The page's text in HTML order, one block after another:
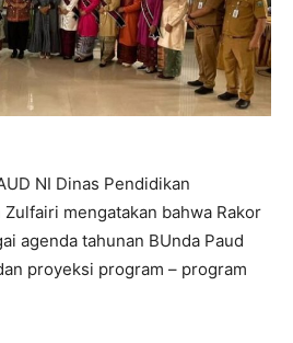
NI Dinas Pendidikan
mengatakan bahwa Rakor
agenda tahunan BUnda Paud
proyeksi program – program